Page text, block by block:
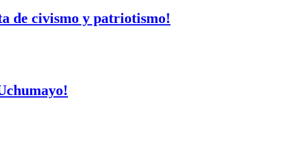
de civismo y patriotismo!